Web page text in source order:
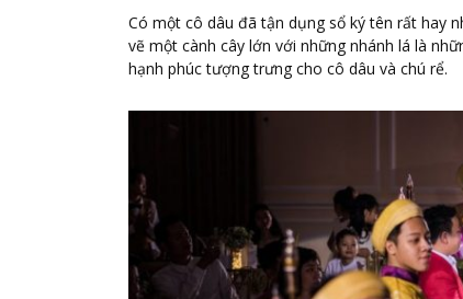
Có một cô dâu đã tận dụng sổ ký tên rất hay
vẽ một cành cây lớn với những nhánh lá là
hạnh phúc tượng trưng cho cô dâu và chú rể.